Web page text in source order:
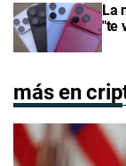
La
"te
más en